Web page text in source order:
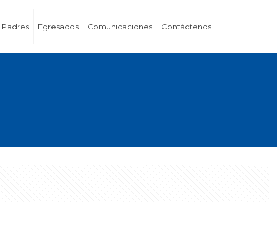
Padres Egresados Comunicaciones Contáctenos